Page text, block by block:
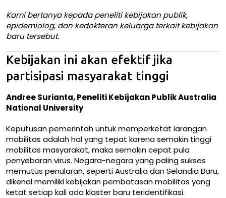
Kami bertanya kepada peneliti kebijakan publik,
epidemiolog, dan kedokteran keluarga terkait kebijakan
baru tersebut.
Kebijakan ini akan efektif jika
partisipasi masyarakat tinggi
Andree Surianta, Peneliti Kebijakan Publik Australia
National University
Keputusan pemerintah untuk memperketat larangan
mobilitas adalah hal yang tepat karena semakin tinggi
mobilitas masyarakat, maka semakin cepat pula
penyebaran virus. Negara-negara yang paling sukses
memutus penularan, sepertiAustraliadanSelandia Baru,
dikenal memiliki kebijakan pembatasan mobilitas yang
ketat setiap kali ada klaster baru teridentifikasi.